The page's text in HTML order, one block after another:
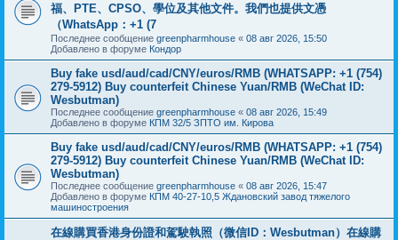
福、PTE、CPSO、學位及其他文件。我們也提供文憑
（WhatsApp：+1 (7
Последнее сообщение greenpharmhouse « 08 авг 2026, 15:50
Добавлено в форуме Кондор
Buy fake usd/aud/cad/CNY/euros/RMB (WHATSAPP: +1 (754)
279-5912) Buy counterfeit Chinese Yuan/RMB (WeChat ID:
Wesbutman)
Последнее сообщение greenpharmhouse « 08 авг 2026, 15:49
Добавлено в форуме КПМ 32/5 ЗПТО им. Кирова
Buy fake usd/aud/cad/CNY/euros/RMB (WHATSAPP: +1 (754)
279-5912) Buy counterfeit Chinese Yuan/RMB (WeChat ID:
Wesbutman)
Последнее сообщение greenpharmhouse « 08 авг 2026, 15:47
Добавлено в форуме КПМ 40-27-10,5 Ждановский завод тяжелого
машиностроения
在線購買香港身份證和駕駛執照（微信ID：Wesbutman）在線購